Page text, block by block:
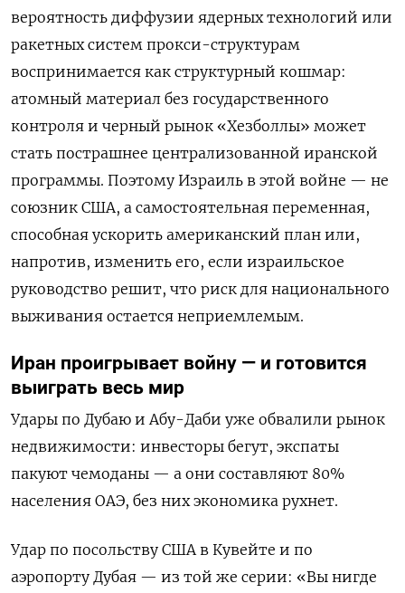
вероятность диффузии ядерных технологий или
ракетных систем прокси-структурам
воспринимается как структурный кошмар:
атомный материал без государственного
контроля и черный рынок «Хезболлы» может
стать пострашнее централизованной иранской
программы. Поэтому Израиль в этой войне — не
союзник США, а самостоятельная переменная,
способная ускорить американский план или,
напротив, изменить его, если израильское
руководство решит, что риск для национального
выживания остается неприемлемым.
Иран проигрывает войну — и готовится
выиграть весь мир
Удары по Дубаю и Абу-Даби уже обвалили рынок
недвижимости: инвесторы бегут, экспаты
пакуют чемоданы — а они составляют 80%
населения ОАЭ, без них экономика рухнет.
Удар по посольству США в Кувейте и по
аэропорту Дубая — из той же серии: «Вы нигде